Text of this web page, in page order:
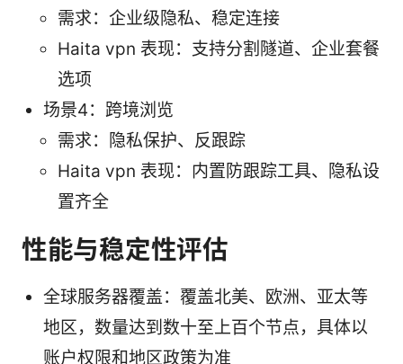
需求：企业级隐私、稳定连接
Haita vpn 表现：支持分割隧道、企业套餐
选项
场景4：跨境浏览
需求：隐私保护、反跟踪
Haita vpn 表现：内置防跟踪工具、隐私设
置齐全
性能与稳定性评估
全球服务器覆盖：覆盖北美、欧洲、亚太等
地区，数量达到数十至上百个节点，具体以
账户权限和地区政策为准